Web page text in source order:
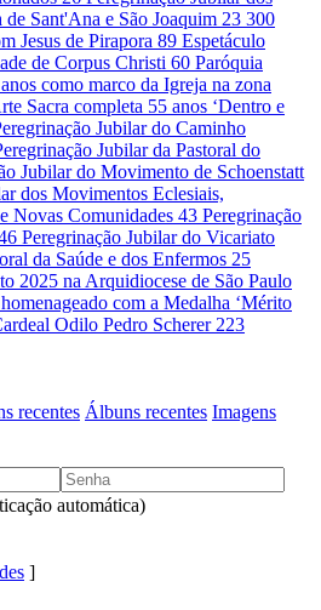
de Sant'Ana e São Joaquim 23 300
Jesus de Pirapora 89 Espetáculo
de Corpus Christi 60 Paróquia
como marco da Igreja na zona
Sacra completa 55 anos ‘Dentro e
Jubilar do Caminho
Jubilar da Pastoral do
Jubilar do Movimento de Schoenstatt
dos Movimentos Eclesiais,
Novas Comunidades 43 Peregrinação
Peregrinação Jubilar do Vicariato
da Saúde e dos Enfermos 25
2025 na Arquidiocese de São Paulo
com a Medalha ‘Mérito
Odilo Pedro Scherer 223
recentes Álbuns recentes Imagens
automática)
]